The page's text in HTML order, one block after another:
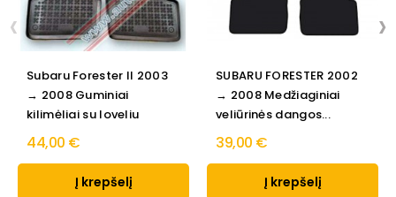
Subaru Forester II 2003
→ 2008 Guminiai
kilimėliai su loveliu
44,00 €
Į krepšelį
SUBARU FORESTER 2002
→ 2008 Medžiaginiai
veliūrinės dangos...
39,00 €
Į krepšelį
‹ ›